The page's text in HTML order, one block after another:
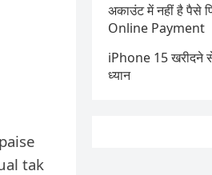
tak
अकाउंट में नहीं है पैसे
Online Payment
iPhone 15 खरीदने
ध्यान